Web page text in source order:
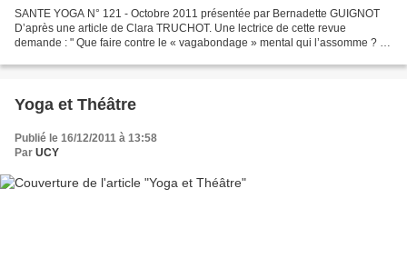
SANTE YOGA N° 121 - Octobre 2011 présentée par Bernadette GUIGNOT
D’après une article de Clara TRUCHOT. Une lectrice de cette revue
demande : " Que faire contre le « vagabondage » mental qui l’assomme ? "
Yoga et Théâtre
Publié le 16/12/2011 à 13:58
Par UCY